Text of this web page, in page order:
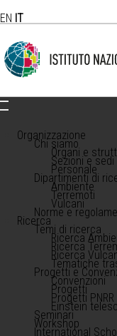
EN IT
Organizzazione
Chi siamo
Organi e
Sezioni e sedi
Personale
Dipartimenti di
Ambiente
Terremoti
Vulcani
Norme e
Ricerca
Temi di ricerca
Ricerca
Ricerca
Ricerca
Tematiche
Progetti e
Convenzioni
Progetti
Progetti PNRR
Einstein
Seminari
Workshop
International